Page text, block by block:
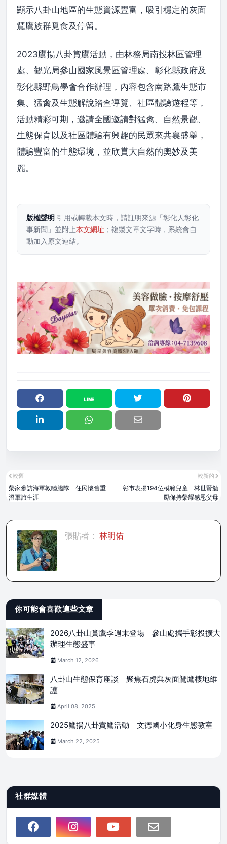
顯示八卦山地區的生態資源豐富，吸引穩定的灰面
鵟鷹族群覓食及停留。
2023鷹揚八卦賞鷹活動，由林務局南投林區管理
處、觀光局參山國家風景區管理處、彰化縣政府及
彰化縣野鳥學會合作辦理，內容包含南路鷹生態市
集、猛禽及生態解說踏查導覽、社區體驗遊程等，
活動精彩可期，邀請全國邀請對猛禽、自然景觀、
生態保育以及社區體驗有興趣的民眾來共襄盛舉，
體驗豐富的生態環境，並欣賞大自然的奧妙及美
麗。
版權聲明 引用或轉載本文時，請註明來源「彰化人彰化
事新聞」並附上本文網址 ；複製文章文字時，系統會自
動加入原文連結。
較新的
彰市表揚194位模範兒童 林世賢勉
勵保持榮耀感恩父母
較舊
榮家參訪海軍敦睦艦隊 住民懷舊重
溫軍旅生涯
張貼者： 林明佑
你可能會喜歡這些文章
2026八卦山賞鷹季週末登場 參山處攜手彰投擴大
辦理生態盛事
March 12, 2026
八卦山生態保育座談 聚焦石虎與灰面鵟鷹棲地維
護
April 08, 2025
2025鷹揚八卦賞鷹活動 文德國小化身生態教室
March 22, 2025
社群媒體